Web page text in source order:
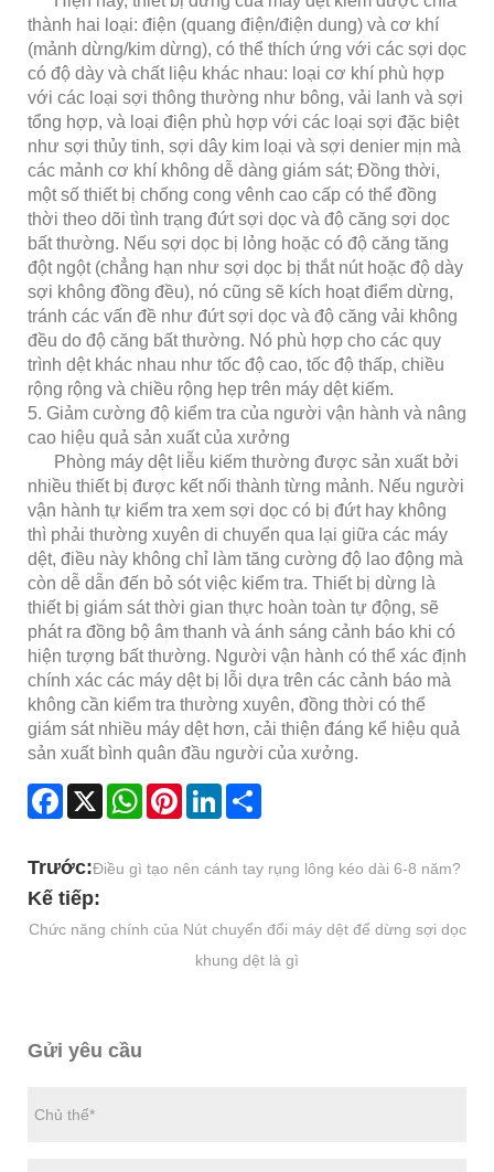
thành hai loại: điện (quang điện/điện dung) và cơ khí
(mảnh dừng/kim dừng), có thể thích ứng với các sợi dọc
có độ dày và chất liệu khác nhau: loại cơ khí phù hợp
với các loại sợi thông thường như bông, vải lanh và sợi
tổng hợp, và loại điện phù hợp với các loại sợi đặc biệt
như sợi thủy tinh, sợi dây kim loại và sợi denier mịn mà
các mảnh cơ khí không dễ dàng giám sát; Đồng thời,
một số thiết bị chống cong vênh cao cấp có thể đồng
thời theo dõi tình trạng đứt sợi dọc và độ căng sợi dọc
bất thường. Nếu sợi dọc bị lỏng hoặc có độ căng tăng
đột ngột (chẳng hạn như sợi dọc bị thắt nút hoặc độ dày
sợi không đồng đều), nó cũng sẽ kích hoạt điểm dừng,
tránh các vấn đề như đứt sợi dọc và độ căng vải không
đều do độ căng bất thường. Nó phù hợp cho các quy
trình dệt khác nhau như tốc độ cao, tốc độ thấp, chiều
rộng rộng và chiều rộng hẹp trên máy dệt kiếm.
5. Giảm cường độ kiểm tra của người vận hành và nâng
cao hiệu quả sản xuất của xưởng
Phòng máy dệt liễu kiếm thường được sản xuất bởi
nhiều thiết bị được kết nối thành từng mảnh. Nếu người
vận hành tự kiểm tra xem sợi dọc có bị đứt hay không
thì phải thường xuyên di chuyển qua lại giữa các máy
dệt, điều này không chỉ làm tăng cường độ lao động mà
còn dễ dẫn đến bỏ sót việc kiểm tra. Thiết bị dừng là
thiết bị giám sát thời gian thực hoàn toàn tự động, sẽ
phát ra đồng bộ âm thanh và ánh sáng cảnh báo khi có
hiện tượng bất thường. Người vận hành có thể xác định
chính xác các máy dệt bị lỗi dựa trên các cảnh báo mà
không cần kiểm tra thường xuyên, đồng thời có thể
giám sát nhiều máy dệt hơn, cải thiện đáng kể hiệu quả
sản xuất bình quân đầu người của xưởng.
Facebook
X WhatsAppPinterestLinkedIn
Trước:Điều gì tạo nên cánh tay rụng lông kéo dài 6-8 năm?
Kế tiếp:
Chức năng chính của Nút chuyển đổi máy dệt để dừng sợi dọc
khung dệt là gì
Gửi yêu cầu